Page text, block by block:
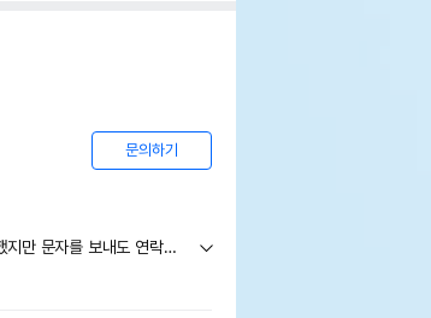
문의하기
도자기 식기 파손으로 최대 3주내로 재배송 한다고 했지만 문자를 보내도 연락이 없어서 문의드립니다. 언제 배송이 되는지요